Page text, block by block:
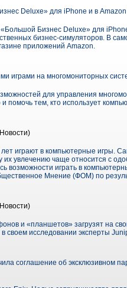
Deluxe» для iPhone и в Amazon
Бизнес Deluxe» для
бизнес-симуляторов. В
приложений Amazon.
играми на многомониторных
для управления
помочь тем, кто использует
играют в компьютерные игры.
их увлечению чаще относится с
возможности играть в
Мнение (ФОМ) по
и «планшетов» загрузят на
своем исследовании эксперты
соглашение об эксклюзивном